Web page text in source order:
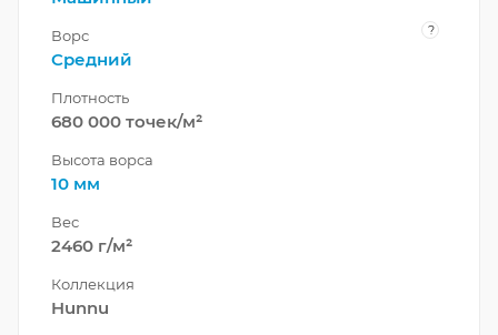
Ворс ?
Средний
Плотность
680 000 точек/м²
Высота ворса
10 мм
Вес
2460 г/м²
Коллекция
Hunnu